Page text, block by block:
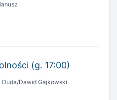
(g. 17:00)
Duda/Dawid Gajkowski